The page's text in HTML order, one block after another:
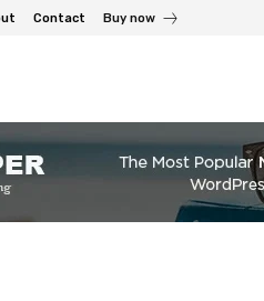
Contact Buy now